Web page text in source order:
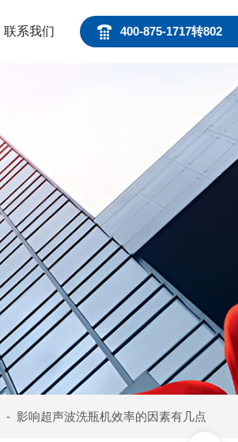
400-875-1717转802
联系我们
- 影响超声波洗瓶机效率的因素有几点